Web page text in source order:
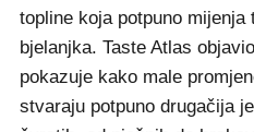
topline koja potpuno mijenja
bjelanjka. Taste Atlas
pokazuje kako male
stvaraju potpuno drugačija